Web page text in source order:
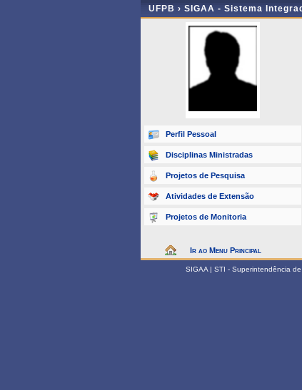
UFPB › SIGAA - Sistema
Perfil Pessoal
Disciplinas Ministradas
Projetos de Pesquisa
Atividades de Extensão
Projetos de Monitoria
Ir ao Menu Principal
SIGAA | STI - Superintendência